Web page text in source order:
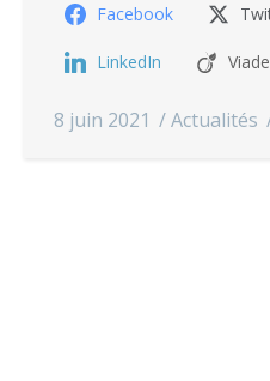
Facebook
LinkedIn
8 juin 2021 Actualités